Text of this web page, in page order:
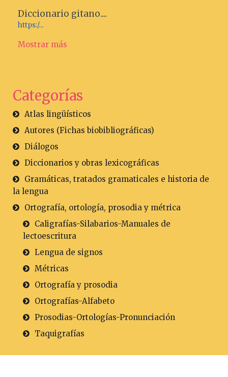
Diccionario gitano....
https:/...
Mostrar más
Categorías
Atlas lingüísticos
Autores (Fichas biobibliográficas)
Diálogos
Diccionarios y obras lexicográficas
Gramáticas, tratados gramaticales e historia de
la lengua
Ortografía, ortología, prosodia y métrica
Caligrafías-Silabarios-Manuales de
lectoescritura
Lengua de signos
Métricas
Ortografía y prosodia
Ortografías-Alfabeto
Prosodias-Ortologías-Pronunciación
Taquigrafías